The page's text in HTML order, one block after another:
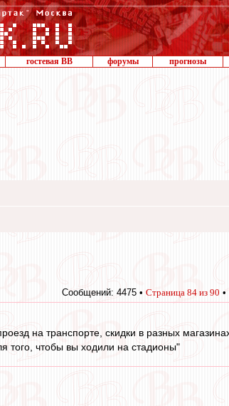
гостевая ВВ форумы прогнозы
Сообщений: 4475 • Страница 84 из 90 •
на транспорте, скидки в разных
того, чтобы вы ходили на стадионы"